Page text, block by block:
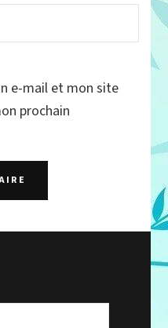
e-mail et mon site
prochain